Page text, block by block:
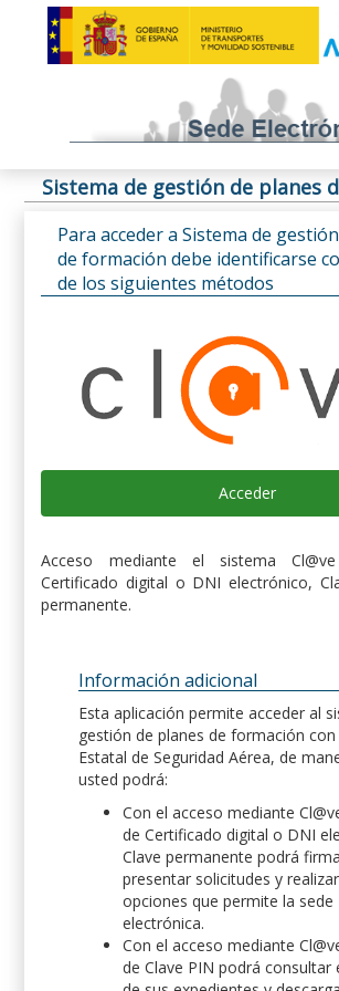
Sistema de gestión de planes
Para acceder a Sistema de
de formación debe identificarse
de los siguientes métodos
Acceder
Acceso mediante el sistema
Certificado digital o DNI electrónico,
permanente.
Información adicional
Esta aplicación permite acceder al
gestión de planes de formación con
Estatal de Seguridad Aérea, de
usted podrá:
Con el acceso mediante
de Certificado digital o DNI
Clave permanente podrá
presentar solicitudes y
opciones que permite la sede
electrónica.
Con el acceso mediante
de Clave PIN podrá consultar